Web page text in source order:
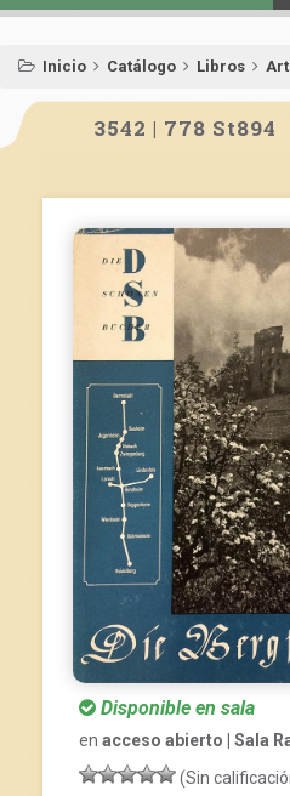
Inicio Catálogo Libros
3542 | 778 St894
Disponible en sala
en acceso abierto | Sala
(Sin